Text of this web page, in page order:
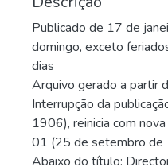
Publicado de 17 de
domingo, exceto
dias
Arquivo gerado a partir
Interrupção da
1906), reinicia com
01 (25 de setembro de
Abaixo do título: